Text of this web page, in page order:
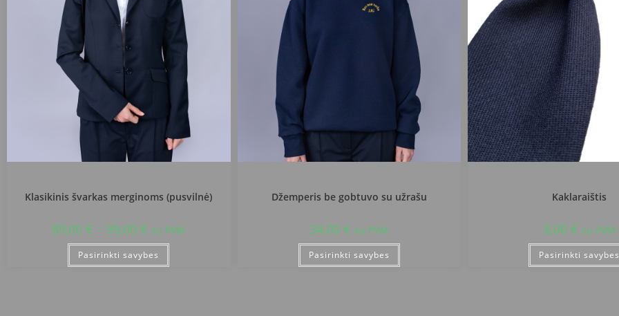
Klasikinis švarkas merginoms (pusvilnė)
89,00€ – 99,00€ su PVM
Pasirinkti savybes
Džemperis be gobtuvo su užrašu
34,00€ su PVM
Pasirinkti savybes
Kaklaraištis
8,00 € su PVM
Pasirinkti savybes